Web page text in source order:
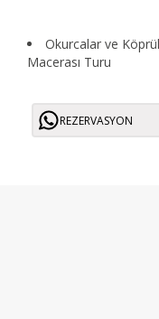
Okurcalar ve
Macerası Turu
REZERVASYON